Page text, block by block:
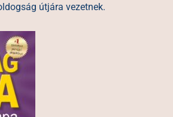
útjára vezetnek.